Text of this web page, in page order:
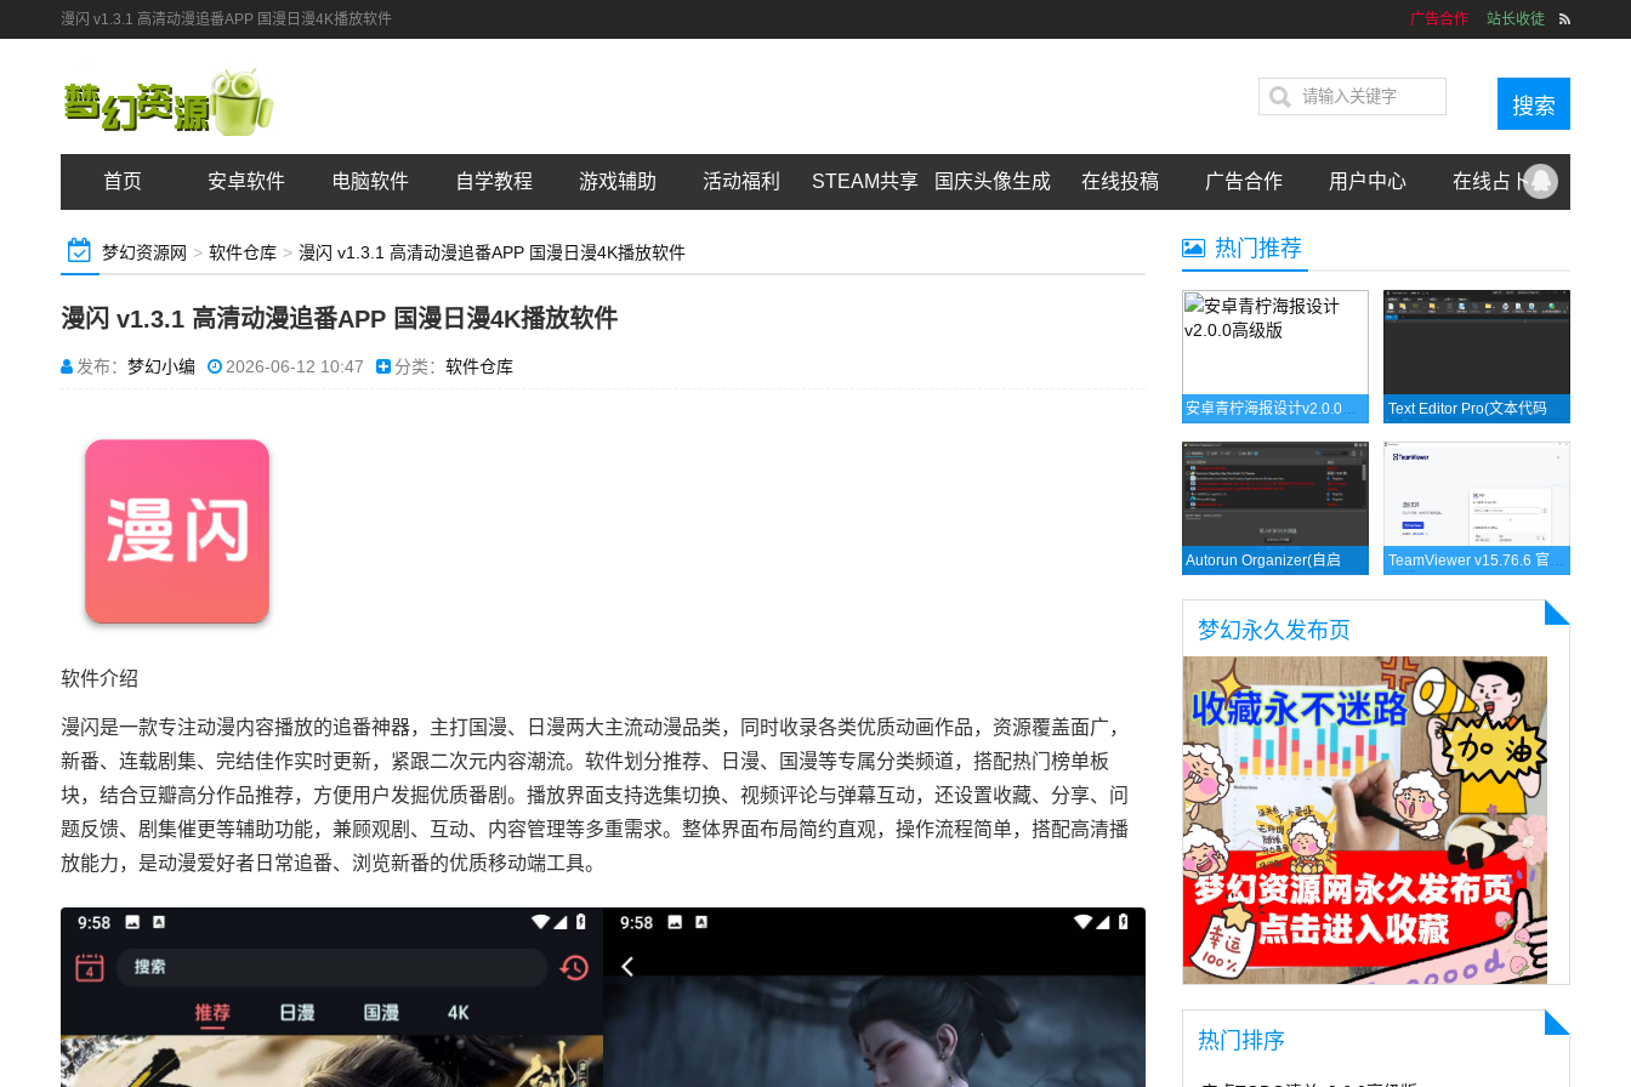
漫闪 v1.3.1 高清动漫追番APP 国漫日漫4K播放软件 广告合作 站长收徒
首页 安卓软件 电脑软件 自学教程 游戏辅助 活动福利 STEAM共享 国庆头像生成 在线投稿 广告合作 用户中心 在线占卜
梦幻资源网 > 软件仓库 > 漫闪 v1.3.1 高清动漫追番APP 国漫日漫4K播放软件
漫闪 v1.3.1 高清动漫追番APP 国漫日漫4K播放软件
发布： 梦幻小编 2026-06-12 10:47 分类： 软件仓库
软件介绍
漫闪是一款专注动漫内容播放的追番神器，主打国漫、日漫两大主流动漫品类，同时收录各类优质动画作品，资源覆盖面广，
新番、连载剧集、完结佳作实时更新，紧跟二次元内容潮流。软件划分推荐、日漫、国漫等专属分类频道，搭配热门榜单板
块，结合豆瓣高分作品推荐，方便用户发掘优质番剧。播放界面支持选集切换、视频评论与弹幕互动，还设置收藏、分享、问
题反馈、剧集催更等辅助功能，兼顾观剧、互动、内容管理等多重需求。整体界面布局简约直观，操作流程简单，搭配高清播
放能力，是动漫爱好者日常追番、浏览新番的优质移动端工具。
热门推荐
安卓青柠海报设计v2.0.0高级版 Text Editor Pro(文本代码编辑器) v35.5.0 中文绿色版
TeamViewer v15.76.6 官方绿色版 电脑远程控制办公软件
梦幻永久发布页
热门排序